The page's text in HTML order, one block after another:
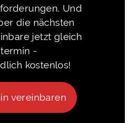
Und
die nächsten
jetzt gleich
-
kostenlos!
vereinbaren